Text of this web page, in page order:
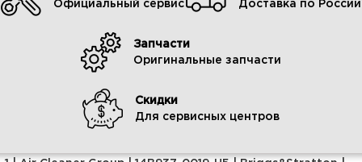
2 | Alternator Group | 14B937-
0019-H5 | Briggs&Stratton |
Официальный сервис
Доставка по России
Запчасти
Оригинальные запчасти
Скидки
Для сервисных центров